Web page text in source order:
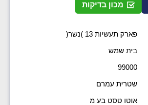
מכון בדיקות
פארק תעשיות 13 )נשר(
בית שמש
99000
שטרית עמרם
אוטו טסט בע מ